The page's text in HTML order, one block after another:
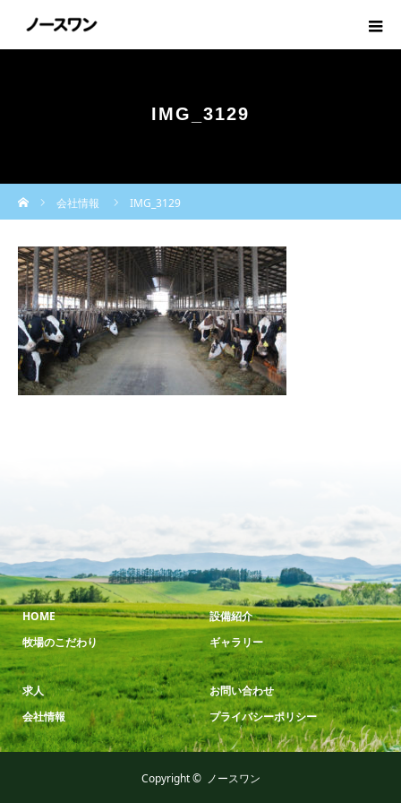
IMG_3129
会社情報
IMG_3129
HOME
牧場のこだわり
設備紹介
ギャラリー
求人
会社情報
お問い合わせ
プライバシーポリシー
Copyright © ノースワン